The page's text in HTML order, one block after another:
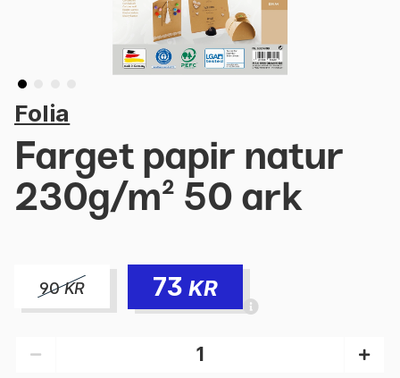
Folia
Farget papir natur
230g/m² 50 ark
90KR 73 KR